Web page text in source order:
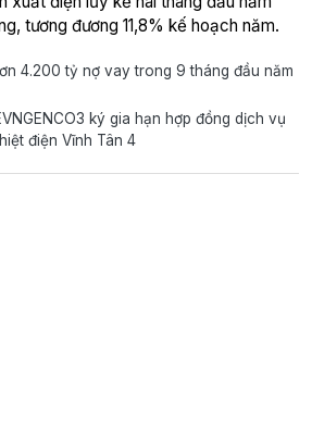
tương đương 11,8% kế hoạch năm.
4.200 tỷ nợ vay trong 9 tháng đầu năm
ký gia hạn hợp đồng dịch vụ
điện Vĩnh Tân 4